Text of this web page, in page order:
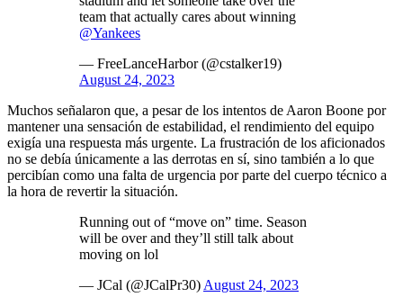
team that actually cares about winning
@Yankees
— FreeLanceHarbor (@cstalker19)
August 24, 2023
Muchos señalaron que, a pesar de los intentos de Aaron Boone por
mantener una sensación de estabilidad, el rendimiento del equipo
exigía una respuesta más urgente. La frustración de los aficionados
no se debía únicamente a las derrotas en sí, sino también a lo que
percibían como una falta de urgencia por parte del cuerpo técnico a
la hora de revertir la situación.
Running out of “move on” time. Season
will be over and they’ll still talk about
moving on lol
— JCal (@JCalPr30) August 24, 2023